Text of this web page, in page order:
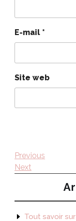
E-mail *
Site web
de
l’article
Previous
Post
Previous
Next
Next
Tout savoir